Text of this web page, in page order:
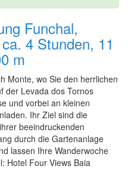
Funchal,
4 Stunden, 11
m
Monte, wo Sie den herrlichen
der Levada dos Tornos
und vorbei an kleinen
Ihr Ziel sind die
beeindruckenden
durch die Gartenanlage
lassen Ihre Wanderwoche
Hotel Four Views Baia